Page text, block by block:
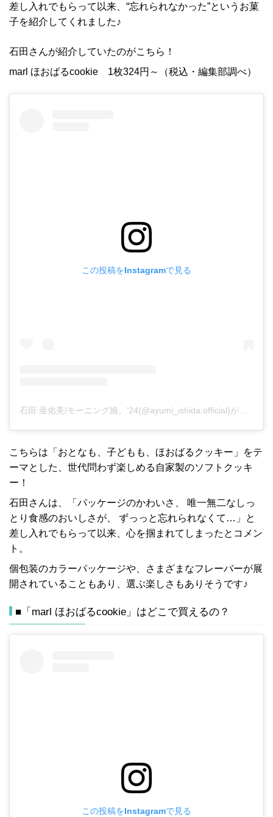
差し入れでもらって以来、“忘れられなかった”というお菓
子を紹介してくれました♪
石田さんが紹介していたのがこちら！
marl ほおばるcookie 1枚324円～（税込・編集部調べ）
この投稿をInstagramで見る
石田 亜佑美/モーニング娘。'24(@ayumi_ishida.official)がシェアした投稿
こちらは「おとなも、子どもも、ほおばるクッキー」をテ
ーマとした、世代問わず楽しめる自家製のソフトクッキ
ー！
石田さんは、「パッケージのかわいさ、 唯一無二なしっ
とり食感のおいしさが、 ずっっと忘れられなくて…」と
差し入れでもらって以来、心を掴まれてしまったとコメン
ト。
個包装のカラーパッケージや、さまざまなフレーバーが展
開されていることもあり、選ぶ楽しさもありそうです♪
■「marl ほおばるcookie」はどこで買えるの？
この投稿をInstagramで見る